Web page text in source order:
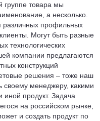
группе товара мы
а несколько.
различных профильных
Могут быть разные
технологических
компании предлагаются
конструкций
решения – тоже наш
своему менеджеру, какими
иной продукт. Задача
на российском рынке,
и создать продукт по